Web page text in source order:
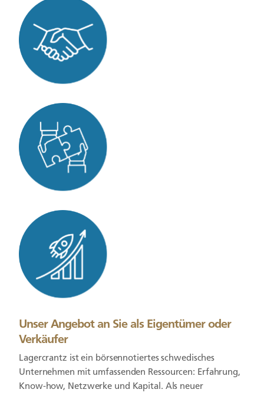
Unser Angebot an Sie als Eigentümer oder
Verkäufer
Lagercrantz ist ein börsennotiertes schwedisches
Unternehmen mit umfassenden Ressourcen: Erfahrung,
Know-how, Netzwerke und Kapital. Als neuer